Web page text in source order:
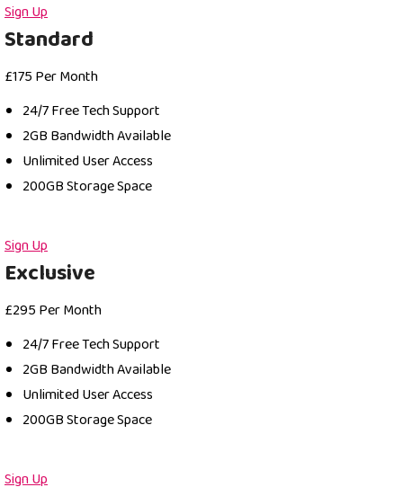
Sign Up
Standard
£175 Per Month
24/7 Free Tech Support
2GB Bandwidth Available
Unlimited User Access
200GB Storage Space
Sign Up
Exclusive
£295 Per Month
24/7 Free Tech Support
2GB Bandwidth Available
Unlimited User Access
200GB Storage Space
Sign Up